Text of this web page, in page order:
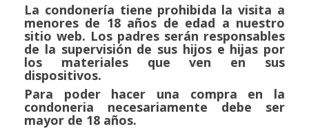
La condonería tiene prohibida la visita a
menores de 18 años de edad a nuestro
sitio web. Los padres serán responsables
de la supervisión de sus hijos e hijas por
los materiales que ven en sus
dispositivos.
Para poder hacer una compra en la
condoneria necesariamente debe ser
mayor de 18 años.